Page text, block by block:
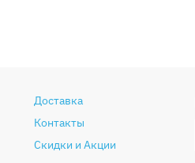
Доставка
Контакты
Скидки и Акции